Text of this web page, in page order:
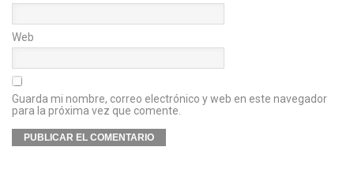
Web
Guarda mi nombre, correo electrónico y web en este navegador
para la próxima vez que comente.